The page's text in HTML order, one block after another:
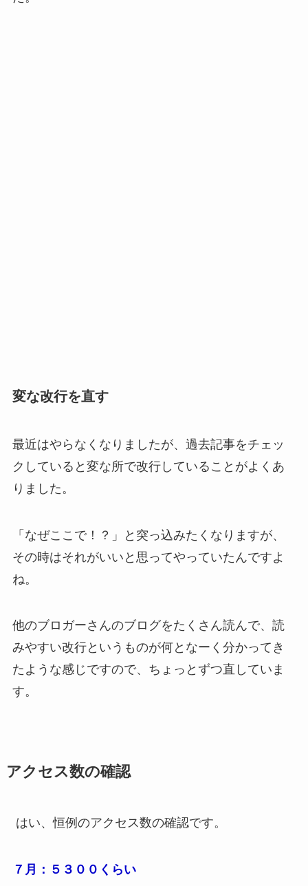
変な改行を直す
最近はやらなくなりましたが、過去記事をチェッ
クしていると変な所で改行していることがよくあ
りました。
「なぜここで！？」と突っ込みたくなりますが、
その時はそれがいいと思ってやっていたんですよ
ね。
他のブロガーさんのブログをたくさん読んで、読
みやすい改行というものが何となーく分かってき
たような感じですので、ちょっとずつ直していま
す。
アクセス数の確認
はい、恒例のアクセス数の確認です。
７月：５３００くらい